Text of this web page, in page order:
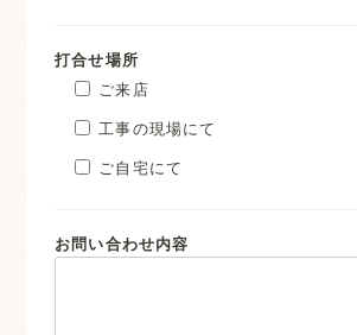
打合せ場所
ご来店
工事の現場にて
ご自宅にて
お問い合わせ内容